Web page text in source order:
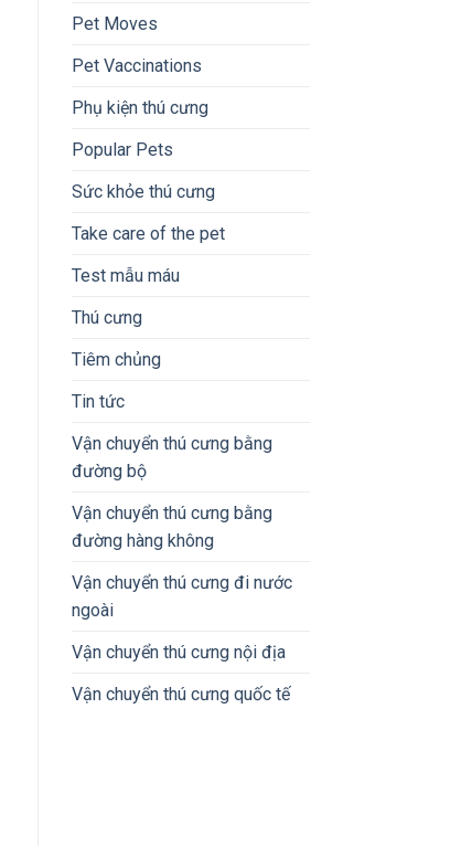
Pet Moves
Pet Vaccinations
Phụ kiện thú cưng
Popular Pets
Sức khỏe thú cưng
Take care of the pet
Test mẫu máu
Thú cưng
Tiêm chủng
Tin tức
Vận chuyển thú cưng bằng
đường bộ
Vận chuyển thú cưng bằng
đường hàng không
Vận chuyển thú cưng đi nước
ngoài
Vận chuyển thú cưng nội địa
Vận chuyển thú cưng quốc tế